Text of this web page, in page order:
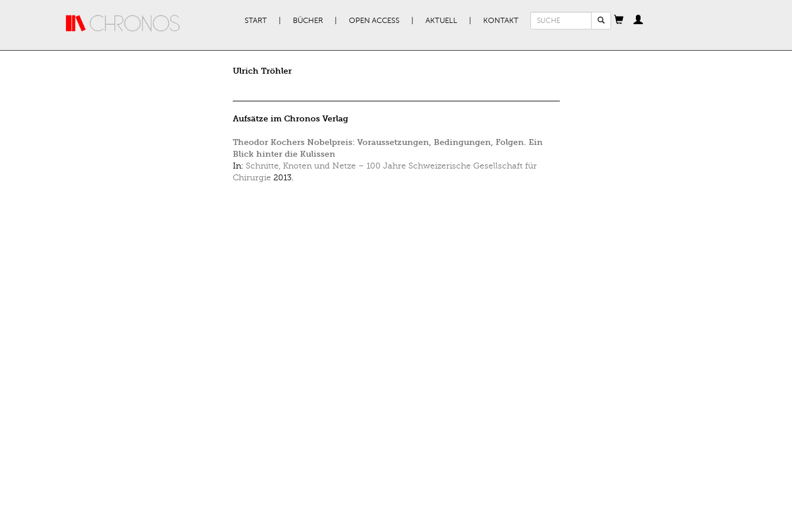
START BÜCHER OPEN ACCESS AKTUELL KONTAKT
Suchformular
Ulrich Tröhler
Aufsätze im Chronos Verlag
Theodor Kochers Nobelpreis: Voraussetzungen, Bedingungen, Folgen. Ein
Blick hinter die Kulissen
In: Schnitte, Knoten und Netze – 100 Jahre Schweizerische Gesellschaft für
Chirurgie 2013.